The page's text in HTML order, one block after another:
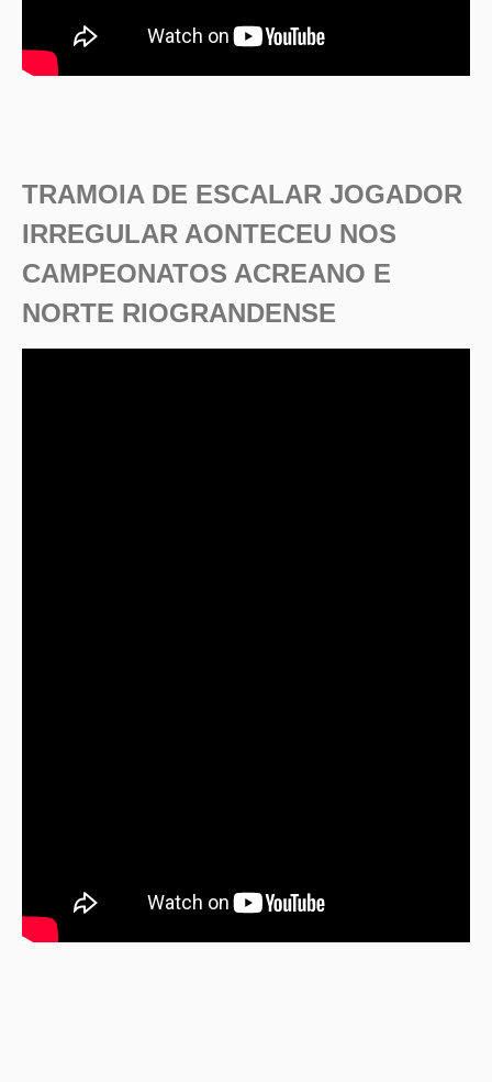
TRAMOIA DE ESCALAR JOGADOR
IRREGULAR AONTECEU NOS
CAMPEONATOS ACREANO E
NORTE RIOGRANDENSE